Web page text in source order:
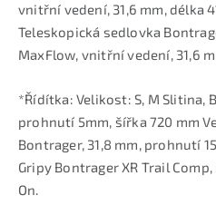
vnitřní vedení, 31,6 mm, délka
Teleskopická sedlovka
MaxFlow, vnitřní vedení, 31,6
*Řídítka: Velikost: S, M Slitina,
prohnutí 5mm, šířka 720 mm
Bontrager, 31,8 mm, prohnutí
Gripy Bontrager XR Trail
On.